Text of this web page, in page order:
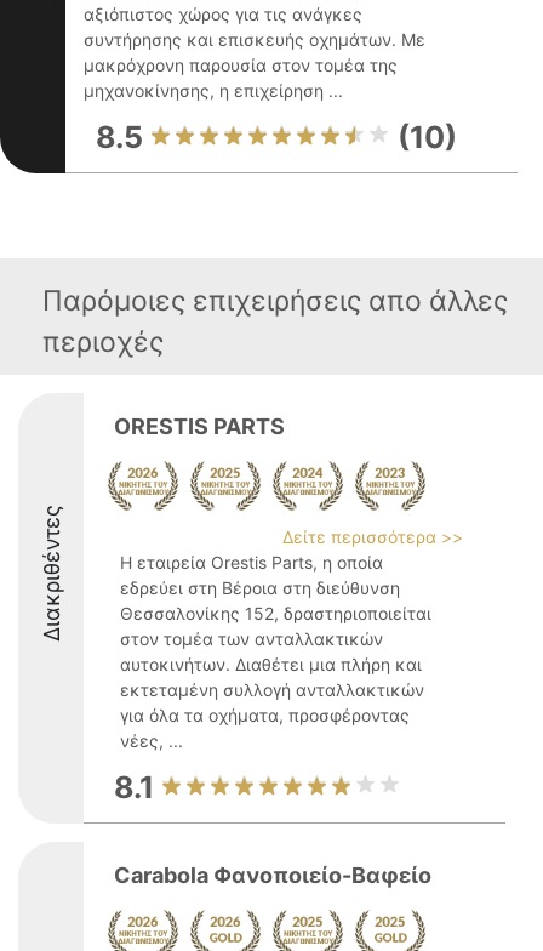
αξιόπιστος χώρος για τις ανάγκες
συντήρησης και επισκευής οχημάτων. Με
μακρόχρονη παρουσία στον τομέα της
μηχανοκίνησης, η επιχείρηση ...
8.5 (10)
Παρόμοιες επιχειρήσεις απο άλλες
περιοχές
Διακριθέντες
ORESTIS PARTS
Δείτε περισσότερα >>
Η εταιρεία Orestis Parts, η οποία
εδρεύει στη Βέροια στη διεύθυνση
Θεσσαλονίκης 152, δραστηριοποιείται
στον τομέα των ανταλλακτικών
αυτοκινήτων. Διαθέτει μια πλήρη και
εκτεταμένη συλλογή ανταλλακτικών
για όλα τα οχήματα, προσφέροντας
νέες, ...
8.1
Carabola Φανοποιείο-Βαφείο